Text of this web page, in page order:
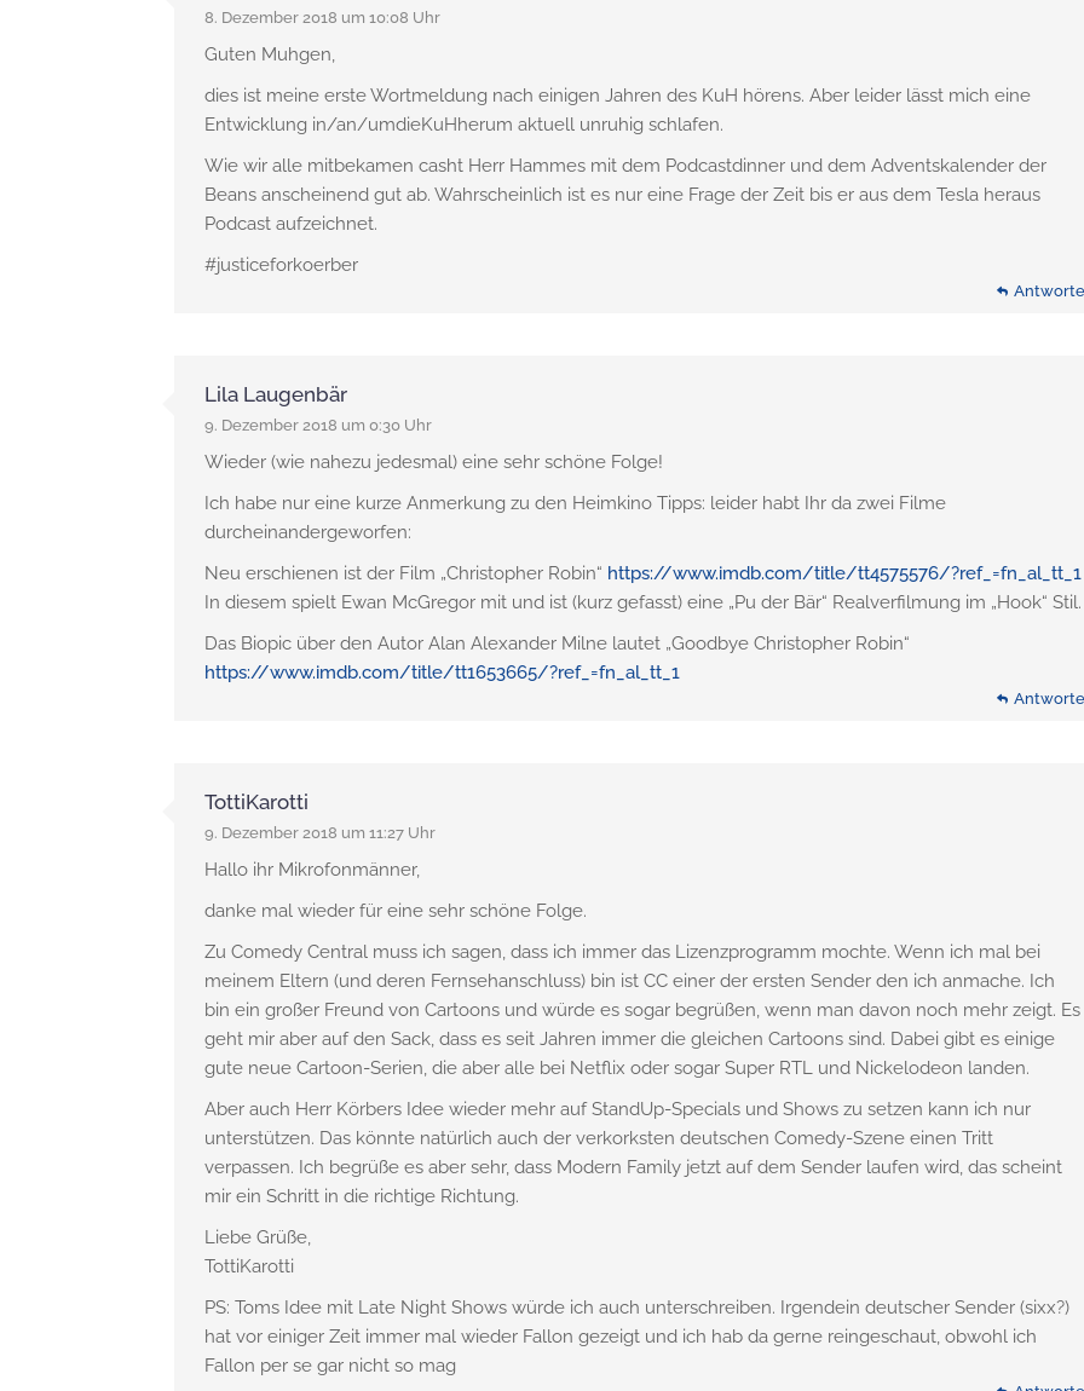
8. Dezember 2018 um 10:08 Uhr
Guten Muhgen,
dies ist meine erste Wortmeldung nach einigen Jahren des KuH hörens. Aber leider lässt mich eine
Entwicklung in/an/umdieKuHherum aktuell unruhig schlafen.
Wie wir alle mitbekamen casht Herr Hammes mit dem Podcastdinner und dem Adventskalender der
Beans anscheinend gut ab. Wahrscheinlich ist es nur eine Frage der Zeit bis er aus dem Tesla heraus
Podcast aufzeichnet.
#justiceforkoerber
Lila Laugenbär
9. Dezember 2018 um 0:30 Uhr
Wieder (wie nahezu jedesmal) eine sehr schöne Folge!
Ich habe nur eine kurze Anmerkung zu den Heimkino Tipps: leider habt Ihr da zwei Filme
durcheinandergeworfen:
Neu erschienen ist der Film „Christopher Robin“ https://www.imdb.com/title/tt4575576/?ref_=fn_al_tt_1
In diesem spielt Ewan McGregor mit und ist (kurz gefasst) eine „Pu der Bär“ Realverfilmung im „Hook“ Stil.
Das Biopic über den Autor Alan Alexander Milne lautet „Goodbye Christopher Robin“
https://www.imdb.com/title/tt1653665/?ref_=fn_al_tt_1
TottiKarotti
9. Dezember 2018 um 11:27 Uhr
Hallo ihr Mikrofonmänner,
danke mal wieder für eine sehr schöne Folge.
Zu Comedy Central muss ich sagen, dass ich immer das Lizenzprogramm mochte. Wenn ich mal bei
meinem Eltern (und deren Fernsehanschluss) bin ist CC einer der ersten Sender den ich anmache. Ich
bin ein großer Freund von Cartoons und würde es sogar begrüßen, wenn man davon noch mehr zeigt. Es
geht mir aber auf den Sack, dass es seit Jahren immer die gleichen Cartoons sind. Dabei gibt es einige
gute neue Cartoon-Serien, die aber alle bei Netflix oder sogar Super RTL und Nickelodeon landen.
Aber auch Herr Körbers Idee wieder mehr auf StandUp-Specials und Shows zu setzen kann ich nur
unterstützen. Das könnte natürlich auch der verkorksten deutschen Comedy-Szene einen Tritt
verpassen. Ich begrüße es aber sehr, dass Modern Family jetzt auf dem Sender laufen wird, das scheint
mir ein Schritt in die richtige Richtung.
Liebe Grüße,
TottiKarotti
PS: Toms Idee mit Late Night Shows würde ich auch unterschreiben. Irgendein deutscher Sender (sixx?)
hat vor einiger Zeit immer mal wieder Fallon gezeigt und ich hab da gerne reingeschaut, obwohl ich
Fallon per se gar nicht so mag